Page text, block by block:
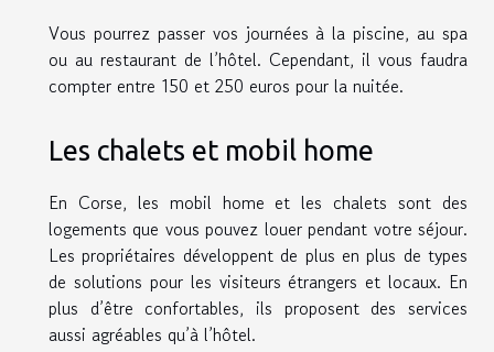
Vous pourrez passer vos journées à la piscine, au spa
ou au restaurant de l’hôtel. Cependant, il vous faudra
compter entre 150 et 250 euros pour la nuitée.
Les chalets et mobil home
En Corse, les mobil home et les chalets sont des
logements que vous pouvez louer pendant votre séjour.
Les propriétaires développent de plus en plus de types
de solutions pour les visiteurs étrangers et locaux. En
plus d’être confortables, ils proposent des services
aussi agréables qu’à l’hôtel.